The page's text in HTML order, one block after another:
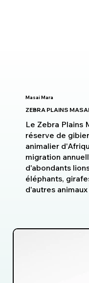
Masai Mara
ZEBRA PLAINS
Le Zebra Plains
réserve de
animalier
migration
d'abondants
éléphants,
d'autres